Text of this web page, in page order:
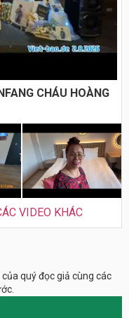
CHÁU HOÀNG
VIDEO KHÁC
quý đọc giả cùng các